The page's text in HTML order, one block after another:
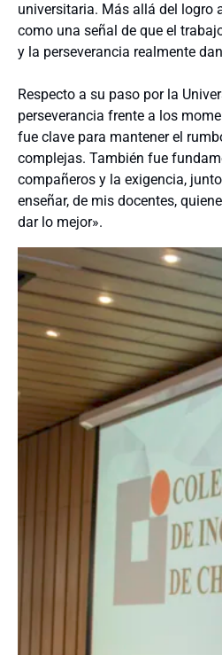
universitaria. Más allá del logro
como una señal de que el
y la perseverancia realmente
Respecto a su paso por la
perseverancia frente a los
fue clave para mantener el
complejas. También fue
compañeros y la exigencia,
enseñar, de mis docentes,
dar lo mejor».